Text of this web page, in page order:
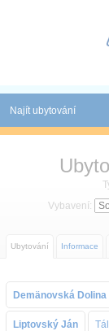
Najít ubytování
Autobusové zájezdy
Skupiny a konference
Novinky
Atrakce
Vybavení:
Ubytování Informace
Demänovská Dolina
Liptovský Ján